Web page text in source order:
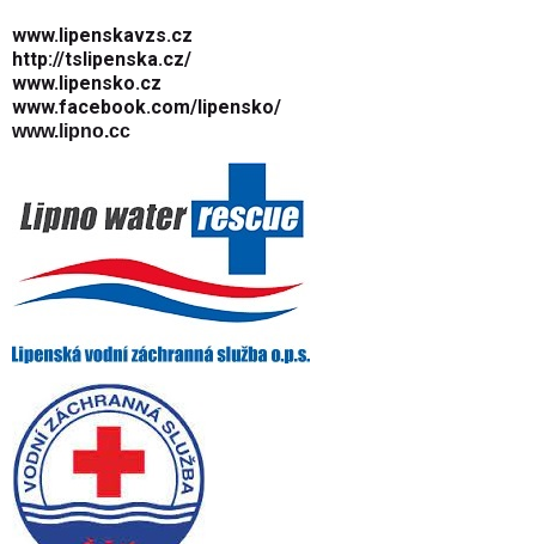
www.lipenskavzs.cz
http://tslipenska.cz/
www.lipensko.cz
www.facebook.com/lipensko/
www.lipno.cc